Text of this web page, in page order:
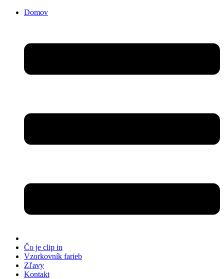
Domov
Čo je clip in
Vzorkovník farieb
Zľavy
Kontakt